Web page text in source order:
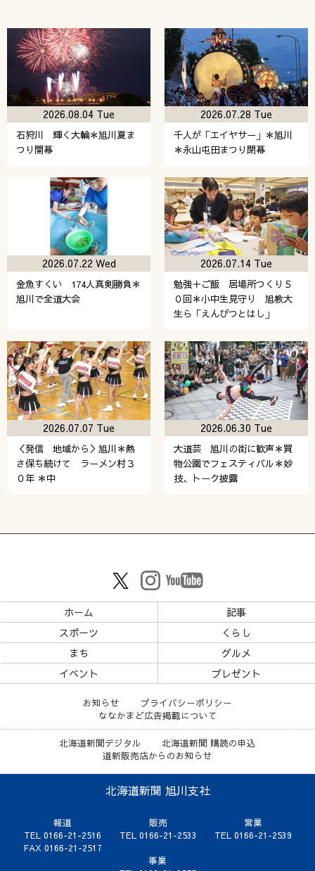
石狩川 輝く大輪＊旭川夏ま
つり開幕
2026.08.04 Tue
千人が「エイヤサー」＊旭川
＊永山屯田まつり閉幕
2026.07.28 Tue
金魚すくい 174人真剣勝負＊
旭川で全道大会
2026.07.22 Wed
勉強＋ご飯 居場所つくり５
０回＊小中生見守り 旭教大
生ら「えんぴつとはし」
2026.07.14 Tue
＜発信 地域から＞旭川＊熱
さ保ち続けて ラーメン村３
０年 ＊中
2026.07.07 Tue
大道芸 旭川の街に歓声＊買
物公園でフェスティバル＊妙
技、トーク披露
2026.06.30 Tue
ホーム
記事
スポーツ
くらし
まち
グルメ
イベント
プレゼント
お知らせ
プライバシーポリシー
ななかまど広告掲載について
北海道新聞デジタル
北海道新聞 購読の申込
道新販売店からのお知らせ
北海道新聞 旭川支社
報道
TEL 0166-21-2516
FAX 0166-21-2517
販売
TEL 0166-21-2533
営業
TEL 0166-21-2539
事業